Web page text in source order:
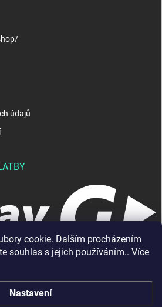
cookie. Dalším procházením
souhlas s jejich používáním.. Více
Nastavení
údajů
. Všechna práva vyhrazena.